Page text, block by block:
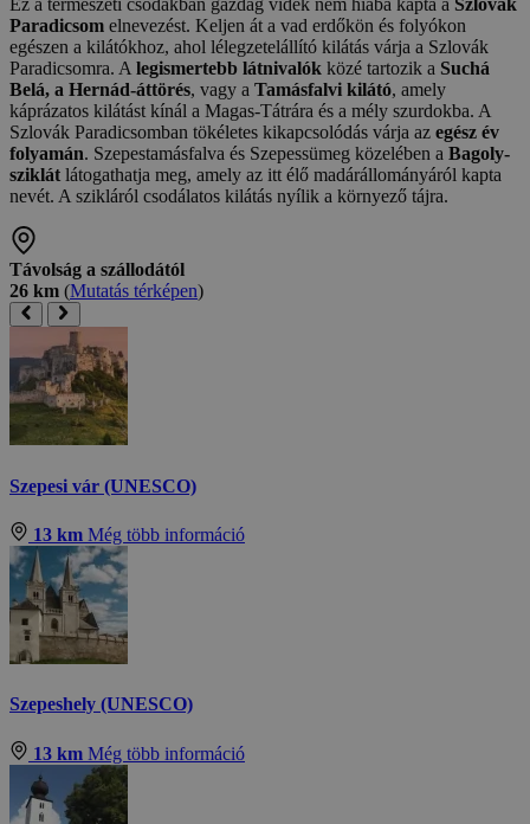
Ez a természeti csodákban gazdag vidék nem hiába kapta a Szlovák
Paradicsom elnevezést. Keljen át a vad erdőkön és folyókon
egészen a kilátókhoz, ahol lélegzetelállító kilátás várja a Szlovák
Paradicsomra. Alegismertebb látnivalók közé tartozik a Suchá
Belá, a Hernád-áttörés, vagy a Tamásfalvi kilátó, amely
káprázatos kilátást kínál a Magas-Tátrára és a mély szurdokba. A
Szlovák Paradicsomban tökéletes kikapcsolódás várja az egész év
folyamán. Szepestamásfalva és Szepessümeg közelében a Bagoly-
sziklát látogathatja meg, amely az itt élő madárállományáról kapta
nevét. A szikláról csodálatos kilátás nyílik a környező tájra.
Távolság a szállodától
26 km (Mutatás térképen)
Szepesi vár (UNESCO)
13 km Még több információ
Szepeshely (UNESCO)
13 km Még több információ